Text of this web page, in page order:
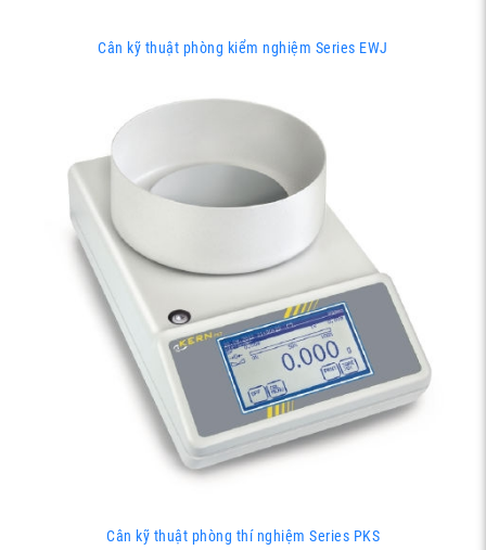
Cân kỹ thuật phòng kiểm nghiệm Series EWJ
Cân kỹ thuật phòng thí nghiệm Series PKS